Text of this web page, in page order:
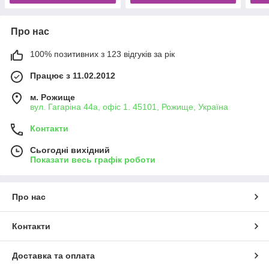
Про нас
100% позитивних з 123 відгуків за рік
Працює з 11.02.2012
м. Рожище
вул. Гагаріна 44а, офіс 1. 45101, Рожище, Україна
Контакти
Сьогодні вихідний
Показати весь графік роботи
Про нас
Контакти
Доставка та оплата